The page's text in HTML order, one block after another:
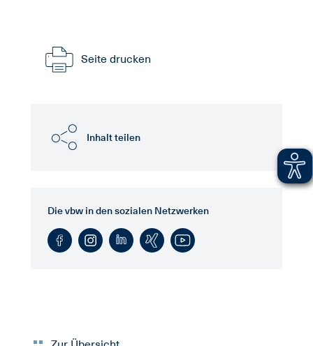
Seite drucken
Inhalt teilen
Die vbw in den sozialen Netzwerken